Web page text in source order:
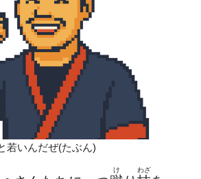
若いんだぜ(たぶん)
け わざ